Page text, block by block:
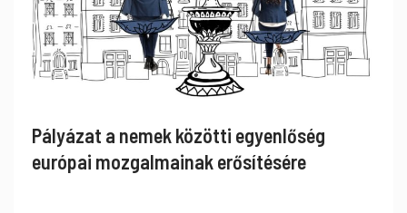
Pályázat a nemek közötti egyenlőség
európai mozgalmainak erősítésére